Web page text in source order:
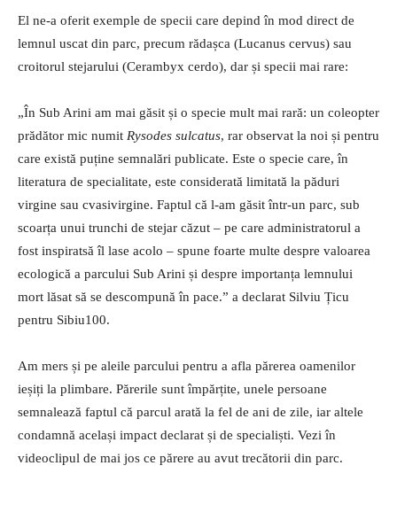
El ne-a oferit exemple de specii care depind în mod direct de
lemnul uscat din parc, precum rădașca (Lucanus cervus) sau
croitorul stejarului (Cerambyx cerdo), dar și specii mai rare:
„În Sub Arini am mai găsit și o specie mult mai rară: un coleopter
prădător mic numit Rysodes sulcatus, rar observat la noi și pentru
care există puține semnalări publicate. Este o specie care, în
literatura de specialitate, este considerată limitată la păduri
virgine sau cvasivirgine. Faptul că l-am găsit într-un parc, sub
scoarța unui trunchi de stejar căzut – pe care administratorul a
fost inspiratsă îl lase acolo – spune foarte multe despre valoarea
ecologică a parcului Sub Arini și despre importanța lemnului
mort lăsat să se descompună în pace.” a declarat Silviu Țicu
pentru Sibiu100.
Am mers și pe aleile parcului pentru a afla părerea oamenilor
ieșiți la plimbare. Părerile sunt împărțite, unele persoane
semnalează faptul că parcul arată la fel de ani de zile, iar altele
condamnă același impact declarat și de specialiști. Vezi în
videoclipul de mai jos ce părere au avut trecătorii din parc.